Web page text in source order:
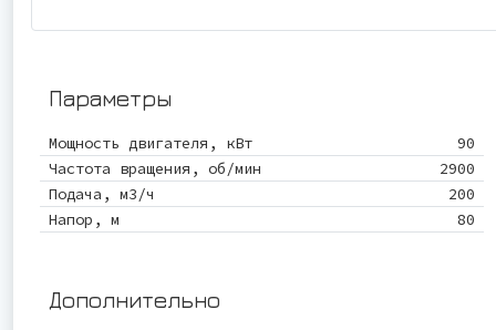
Параметры
Мощность двигателя, кВт
90
Частота вращения, об/мин
2900
Подача, м3/ч
200
Напор, м
80
Дополнительно